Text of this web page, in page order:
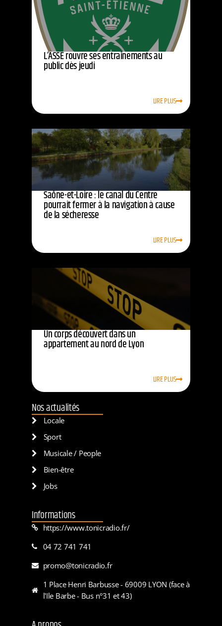
L’ASSE rouvre ses entraînements au
public dès jeudi
LIRE PLUS
Saône-et-Loire : le canal du Centre
pourrait fermer à la navigation à cause
de la sécheresse
LIRE PLUS
Un corps découvert dans un
appartement au nord de Lyon
LIRE PLUS
Nos actualités
Locale
Sport
Musicale / People
Bien-être
Jobs
Informations
https://www.tonicradio.fr/
04 72 741 741
promo@tonicradio.fr
1 Place Henri Barbusse - 69009 LYON (face à
l'Ile Barbe - Bus n°31 et 43)